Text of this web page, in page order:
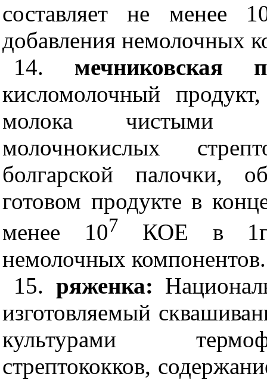
составляет не менее
добавления немолочных
14. мечниковская
кисломолочный
молока чистыми
молочнокислых
болгарской палочки,
готовом продукте в
менее 107
КОЕ в 1г
немолочных компонентов.
15. ряженка:
изготовляемый
культурами
стрептококков,